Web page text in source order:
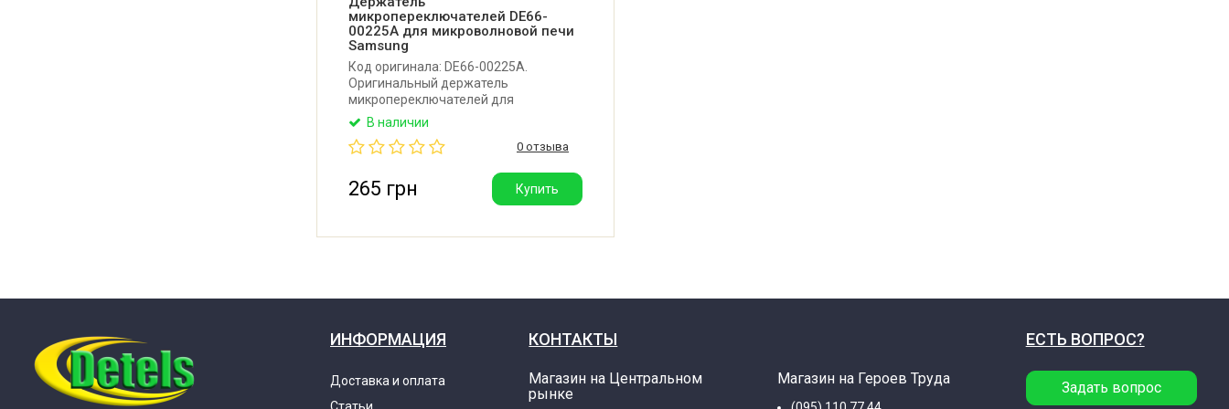
микропереключателей DE66-
00225A для микроволновой печи
Samsung
Код оригинала: DE66-00225A.
Оригинальный держатель
микропереключателей для
микроволновой печи Samsung.
Производитель: Малайзия.
В наличии
0 отзыва
265 грн Купить
ИНФОРМАЦИЯ
Доставка и оплата
Статьи
КОНТАКТЫ
Магазин на Центральном
рынке
Магазин на Героев Труда
ЕСТЬ ВОПРОС?
Задать вопрос